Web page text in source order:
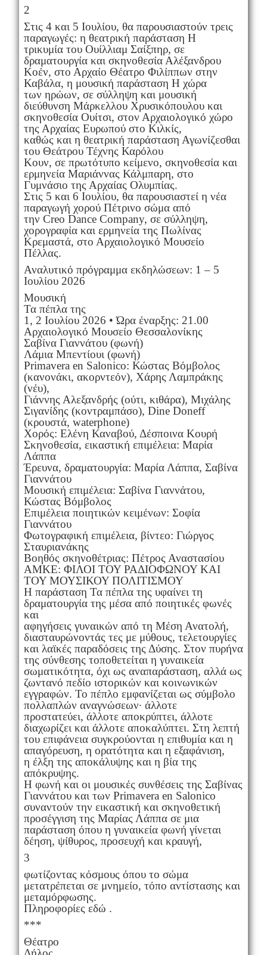
2
Στις 4 και 5 Ιουλίου, θα παρουσιαστούν τρεις
παραγωγές: η θεατρική παράσταση Η
τρικυμία του Ουίλλιαμ Σαίξπηρ, σε
δραματουργία και σκηνοθεσία Αλέξανδρου
Κοέν, στο Αρχαίο Θέατρο Φιλίππων στην
Καβάλα, η μουσική παράσταση Η χώρα
των ηρώων, σε σύλληψη και μουσική
διεύθυνση Μάρκελλου Χρυσικόπουλου και
σκηνοθεσία Ουίτσι, στον Αρχαιολογικό χώρο
της Αρχαίας Ευρωπού στο Κιλκίς,
καθώς και η θεατρική παράσταση Αγωνίζεσθαι
του Θεάτρου Τέχνης Καρόλου
Κουν, σε πρωτότυπο κείμενο, σκηνοθεσία και
ερμηνεία Μαριάννας Κάλμπαρη, στο
Γυμνάσιο της Αρχαίας Ολυμπίας.
Στις 5 και 6 Ιουλίου, θα παρουσιαστεί η νέα
παραγωγή χορού Πέτρινο σώμα από
την Creo Dance Company, σε σύλληψη,
χορογραφία και ερμηνεία της Πωλίνας
Κρεμαστά, στο Αρχαιολογικό Μουσείο
Πέλλας.
Αναλυτικό πρόγραμμα εκδηλώσεων: 1 – 5
Ιουλίου 2026
Μουσική
Τα πέπλα της
1, 2 Ιουλίου 2026 • Ώρα έναρξης: 21.00
Αρχαιολογικό Μουσείο Θεσσαλονίκης
Σαβίνα Γιαννάτου (φωνή)
Λάμια Μπεντίουι (φωνή)
Primavera en Salonico: Κώστας Βόμβολος
(κανονάκι, ακορντεόν), Χάρης Λαμπράκης
(νέυ),
Γιάννης Αλεξανδρής (ούτι, κιθάρα), Μιχάλης
Σιγανίδης (κοντραμπάσο), Dine Doneff
(κρουστά, waterphone)
Χορός: Ελένη Καναβού, Δέσποινα Κουρή
Σκηνοθεσία, εικαστική επιμέλεια: Μαρία
Λάππα
Έρευνα, δραματουργία: Μαρία Λάππα, Σαβίνα
Γιαννάτου
Μουσική επιμέλεια: Σαβίνα Γιαννάτου,
Κώστας Βόμβολος
Επιμέλεια ποιητικών κειμένων: Σοφία
Γιαννάτου
Φωτογραφική επιμέλεια, βίντεο: Γιώργος
Σταυριανάκης
Βοηθός σκηνοθέτριας: Πέτρος Αναστασίου
ΑΜΚΕ: ΦΙΛΟΙ ΤΟΥ ΡΑΔΙΟΦΩΝΟΥ ΚΑΙ
ΤΟΥ ΜΟΥΣΙΚΟΥ ΠΟΛΙΤΙΣΜΟΥ
Η παράσταση Τα πέπλα της υφαίνει τη
δραματουργία της μέσα από ποιητικές φωνές
και
αφηγήσεις γυναικών από τη Μέση Ανατολή,
διασταυρώνοντάς τες με μύθους, τελετουργίες
και λαϊκές παραδόσεις της Δύσης. Στον πυρήνα
της σύνθεσης τοποθετείται η γυναικεία
σωματικότητα, όχι ως αναπαράσταση, αλλά ως
ζωντανό πεδίο ιστορικών και κοινωνικών
εγγραφών. Το πέπλο εμφανίζεται ως σύμβολο
πολλαπλών αναγνώσεων· άλλοτε
προστατεύει, άλλοτε αποκρύπτει, άλλοτε
διαχωρίζει και άλλοτε αποκαλύπτει. Στη λεπτή
του επιφάνεια συγκρούονται η επιθυμία και η
απαγόρευση, η ορατότητα και η εξαφάνιση,
η έλξη της αποκάλυψης και η βία της
απόκρυψης.
Η φωνή και οι μουσικές συνθέσεις της Σαβίνας
Γιαννάτου και των Primavera en Salonico
συναντούν την εικαστική και σκηνοθετική
προσέγγιση της Μαρίας Λάππα σε μια
παράσταση όπου η γυναικεία φωνή γίνεται
δέηση, ψίθυρος, προσευχή και κραυγή,
3
φωτίζοντας κόσμους όπου το σώμα
μετατρέπεται σε μνημείο, τόπο αντίστασης και
μεταμόρφωσης.
Πληροφορίες εδώ .
***
Θέατρο